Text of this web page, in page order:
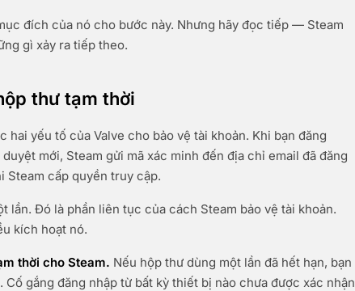
đích của nó cho bước này. Nhưng hãy đọc tiếp — Steam
gì xảy ra tiếp theo.
thư tạm thời
hai yếu tố của Valve cho bảo vệ tài khoản. Khi bạn đăng
mới, Steam gửi mã xác minh đến địa chỉ email đã đăng
Steam cấp quyền truy cập.
lần. Đó là phần liên tục của cách Steam bảo vệ tài khoản.
kích hoạt nó.
thời cho Steam. Nếu hộp thư dùng một lần đã hết hạn, bạn
Cố gắng đăng nhập từ bất kỳ thiết bị nào chưa được xác nhận